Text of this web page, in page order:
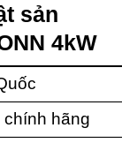
sản
4kW
chính hãng